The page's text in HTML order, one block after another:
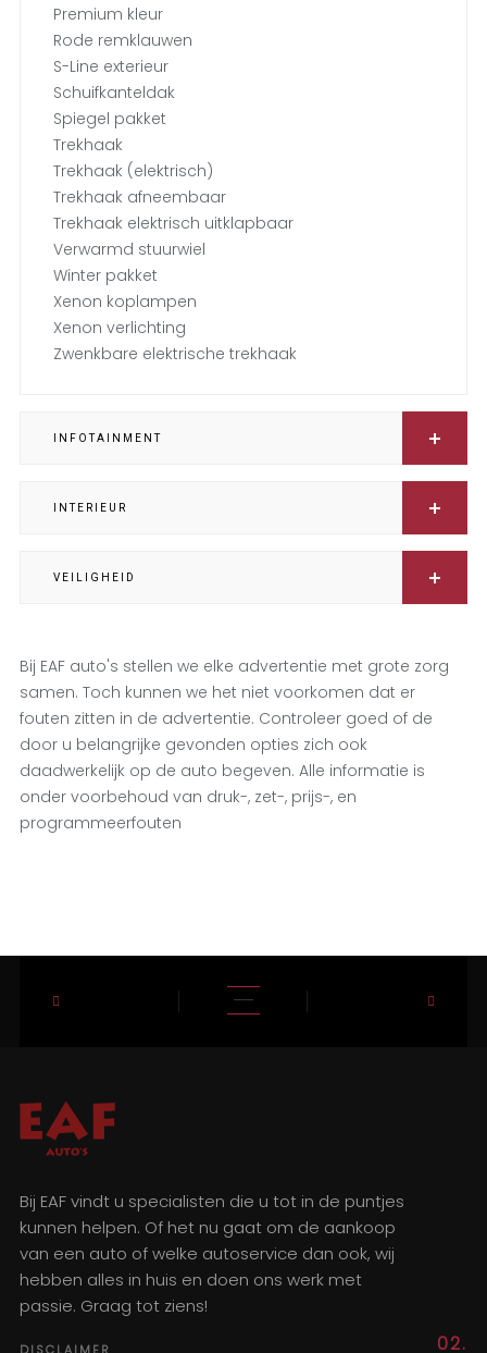
Premium kleur
Rode remklauwen
S-Line exterieur
Schuifkanteldak
Spiegel pakket
Trekhaak
Trekhaak (elektrisch)
Trekhaak afneembaar
Trekhaak elektrisch uitklapbaar
Verwarmd stuurwiel
Winter pakket
Xenon koplampen
Xenon verlichting
Zwenkbare elektrische trekhaak
INFOTAINMENT
INTERIEUR
VEILIGHEID
Bij EAF auto's stellen we elke advertentie met grote zorg
samen. Toch kunnen we het niet voorkomen dat er
fouten zitten in de advertentie. Controleer goed of de
door u belangrijke gevonden opties zich ook
daadwerkelijk op de auto begeven. Alle informatie is
onder voorbehoud van druk-, zet-, prijs-, en
programmeerfouten
Bij EAF vindt u specialisten die u tot in de puntjes
kunnen helpen. Of het nu gaat om de aankoop
van een auto of welke autoservice dan ook, wij
hebben alles in huis en doen ons werk met
passie. Graag tot ziens!
02.